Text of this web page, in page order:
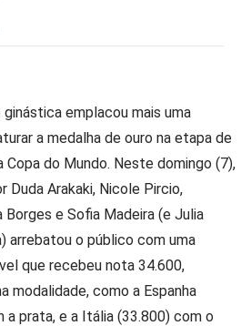
emplacou mais uma
a medalha de ouro na etapa de
do Mundo. Neste domingo (7),
Duda Arakaki, Nicole Pircio,
Borges e Sofia Madeira (e Julia
arrebatou o público com uma
que recebeu nota 34.600,
modalidade, como a Espanha
a prata, e a Itália (33.800) com o